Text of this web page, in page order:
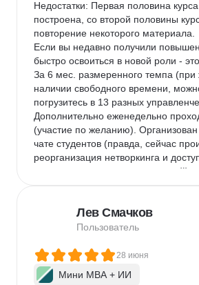
Недостатки: Первая половина
построена, со второй половины
повторение некоторого материала.
Если вы недавно получили
быстро освоиться в новой роли -
За 6 мес. размеренного темпа (при
наличии свободного времени,
погрузитесь в 13 разных
Дополнительно еженедельно
(участие по желанию). Организован
чате студентов (правда, сейчас
реорганизация нетворкинга и
на время курса, а не постоянный).
время - можно вернуться и
советую вести личные записи - так
не сможет у вас забрать к ним
Лев Смачков
Пользователь
28 июня
Мини MBA + ИИ